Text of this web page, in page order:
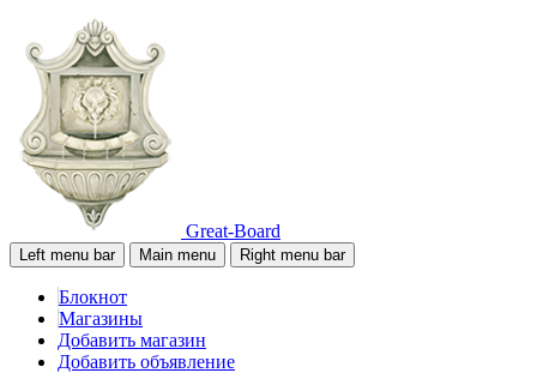
Great-Board
Left menu bar Main menu Right menu bar
Блокнот
Магазины
Добавить магазин
Добавить объявление